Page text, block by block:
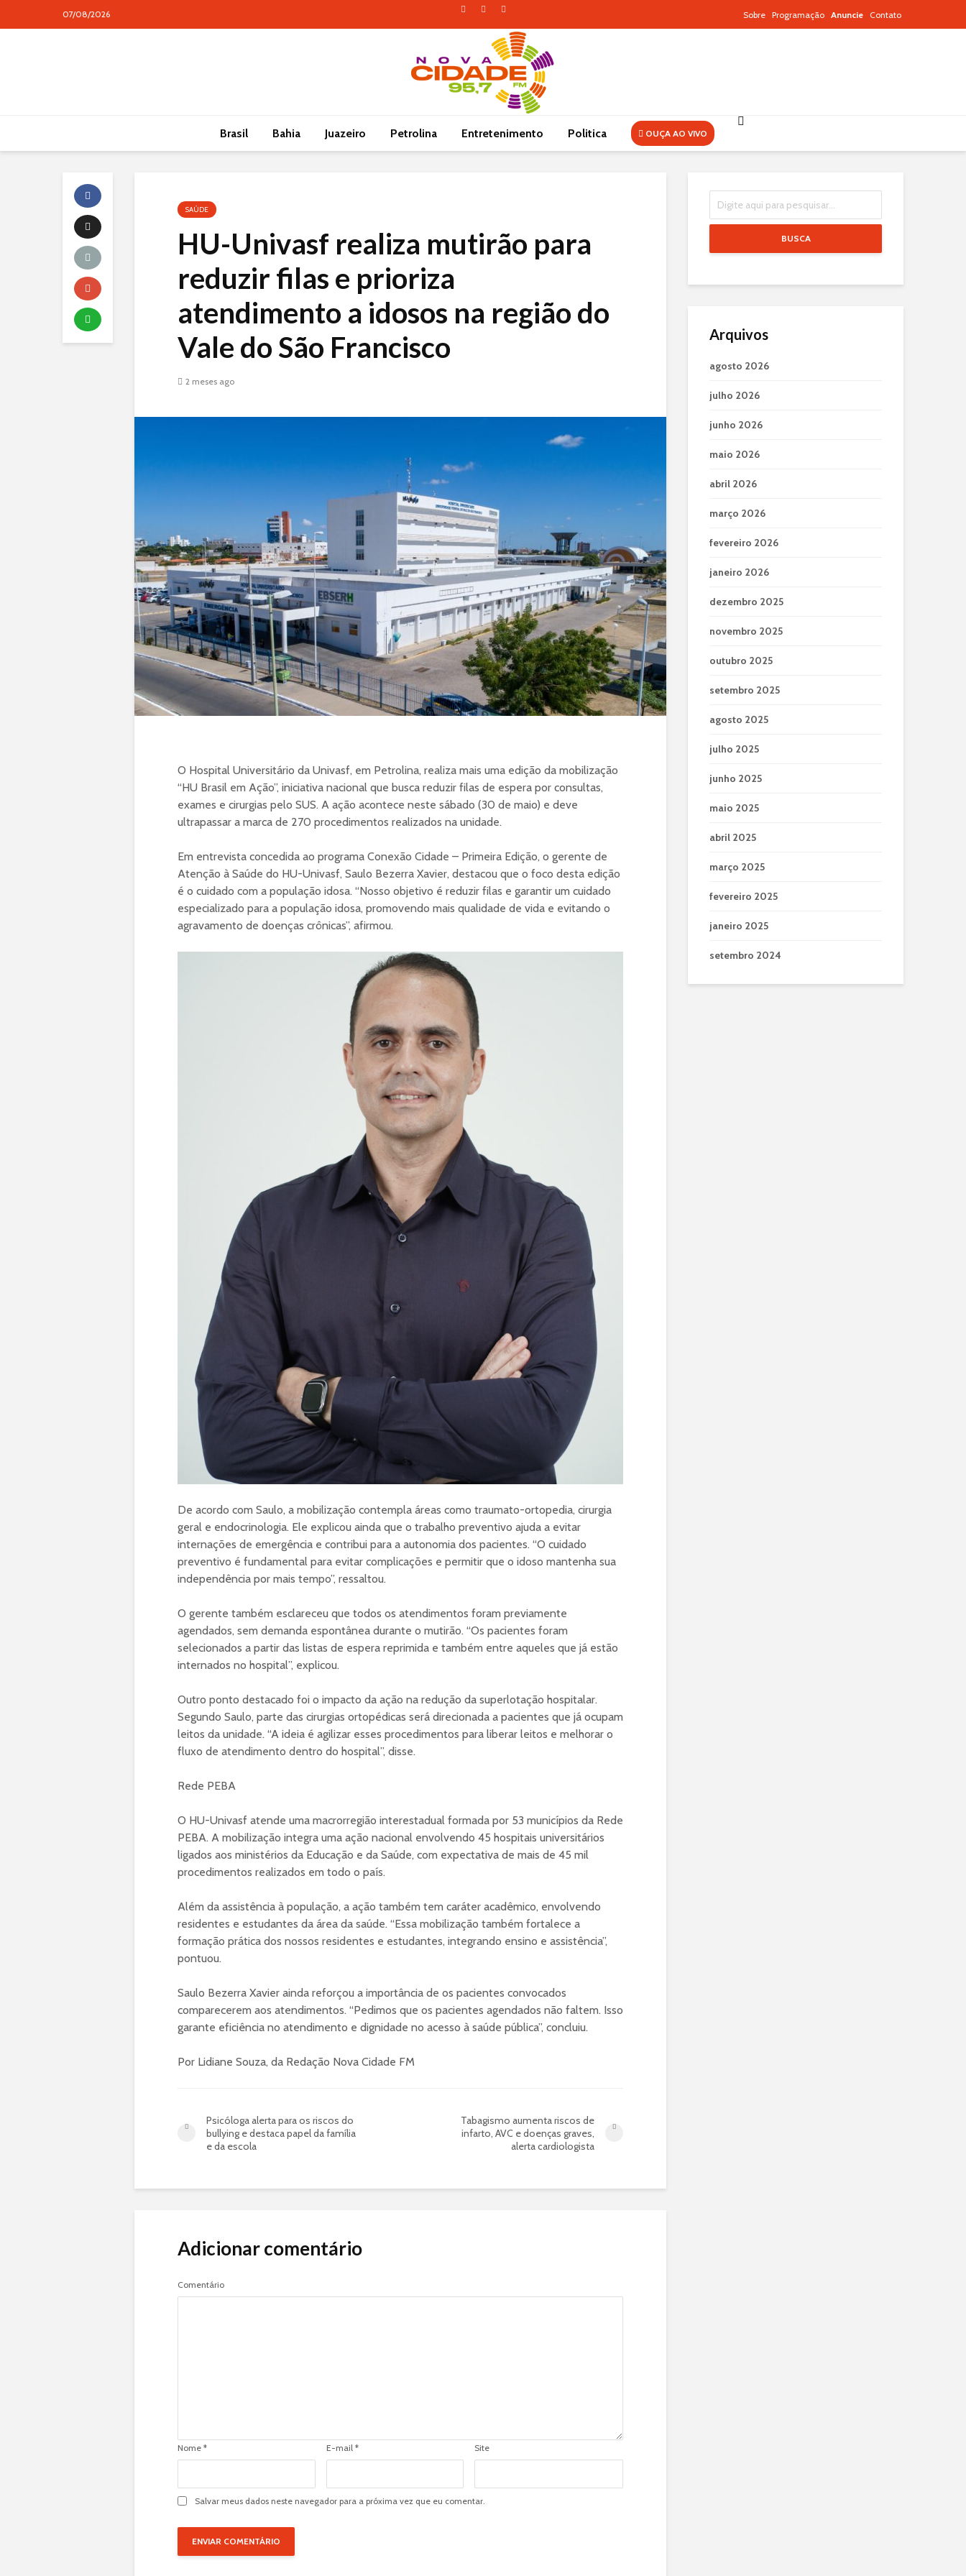
07/08/2026 Sobre Programação Anuncie Contato
Brasil Bahia Juazeiro Petrolina Entretenimento Politica OUÇA AO VIVO
SAÚDE
HU-Univasf realiza mutirão para
reduzir filas e prioriza
atendimento a idosos na região do
Vale do São Francisco
2 meses ago
O Hospital Universitário da Univasf, em Petrolina, realiza mais uma edição da mobilização
“HU Brasil em Ação”, iniciativa nacional que busca reduzir filas de espera por consultas,
exames e cirurgias pelo SUS. A ação acontece neste sábado (30 de maio) e deve
ultrapassar a marca de 270 procedimentos realizados na unidade.
Em entrevista concedida ao programa Conexão Cidade – Primeira Edição, o gerente de
Atenção à Saúde do HU-Univasf, Saulo Bezerra Xavier, destacou que o foco desta edição
é o cuidado com a população idosa. “Nosso objetivo é reduzir filas e garantir um cuidado
especializado para a população idosa, promovendo mais qualidade de vida e evitando o
agravamento de doenças crônicas”, afirmou.
De acordo com Saulo, a mobilização contempla áreas como traumato-ortopedia, cirurgia
geral e endocrinologia. Ele explicou ainda que o trabalho preventivo ajuda a evitar
internações de emergência e contribui para a autonomia dos pacientes. “O cuidado
preventivo é fundamental para evitar complicações e permitir que o idoso mantenha sua
independência por mais tempo”, ressaltou.
O gerente também esclareceu que todos os atendimentos foram previamente
agendados, sem demanda espontânea durante o mutirão. “Os pacientes foram
selecionados a partir das listas de espera reprimida e também entre aqueles que já estão
internados no hospital”, explicou.
Outro ponto destacado foi o impacto da ação na redução da superlotação hospitalar.
Segundo Saulo, parte das cirurgias ortopédicas será direcionada a pacientes que já ocupam
leitos da unidade. “A ideia é agilizar esses procedimentos para liberar leitos e melhorar o
fluxo de atendimento dentro do hospital”, disse.
Rede PEBA
O HU-Univasf atende uma macrorregião interestadual formada por 53 municípios da Rede
PEBA. A mobilização integra uma ação nacional envolvendo 45 hospitais universitários
ligados aos ministérios da Educação e da Saúde, com expectativa de mais de 45 mil
procedimentos realizados em todo o país.
Além da assistência à população, a ação também tem caráter acadêmico, envolvendo
residentes e estudantes da área da saúde. “Essa mobilização também fortalece a
formação prática dos nossos residentes e estudantes, integrando ensino e assistência”,
pontuou.
Saulo Bezerra Xavier ainda reforçou a importância de os pacientes convocados
comparecerem aos atendimentos. “Pedimos que os pacientes agendados não faltem. Isso
garante eficiência no atendimento e dignidade no acesso à saúde pública”, concluiu.
Por Lidiane Souza, da Redação Nova Cidade FM
Psicóloga alerta para os riscos do
bullying e destaca papel da família
e da escola
Tabagismo aumenta riscos de
infarto, AVC e doenças graves,
alerta cardiologista
Adicionar comentário
Comentário
Nome * E-mail * Site
Salvar meus dados neste navegador para a próxima vez que eu comentar.
BUSCA
Arquivos
agosto 2026
julho 2026
junho 2026
maio 2026
abril 2026
março 2026
fevereiro 2026
janeiro 2026
dezembro 2025
novembro 2025
outubro 2025
setembro 2025
agosto 2025
julho 2025
junho 2025
maio 2025
abril 2025
março 2025
fevereiro 2025
janeiro 2025
setembro 2024